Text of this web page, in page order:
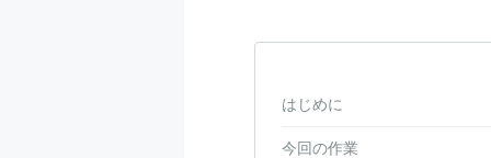
はじめに
今回の作業